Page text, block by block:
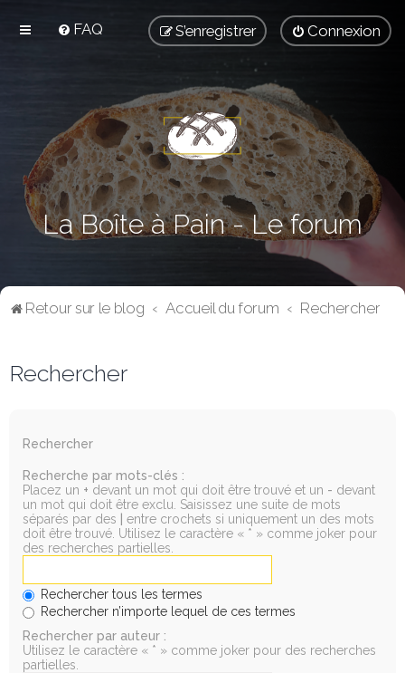
FAQ Connexion
S’enregistrer
La Boîte à Pain - Le forum
Retour sur le blog Accueil du forum Rechercher
Rechercher
Rechercher
Recherche par mots-clés :
Placez un + devant un mot qui doit être trouvé et un - devant
un mot qui doit être exclu. Saisissez une suite de mots
séparés par des
entre crochets si uniquement un des mots
doit être trouvé. Utilisez le caractère « * » comme joker pour
des recherches partielles.
Rechercher tous les termes
Rechercher n’importe lequel de ces termes
Rechercher par auteur :
Utilisez le caractère « * » comme joker pour des recherches
partielles.